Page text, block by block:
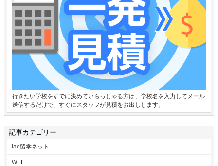
行きたい学校をすでに決めていらっしゃる方は、学校名を入力してメール
送信するだけで、すぐにスタッフが見積をお出しします。
記事カテゴリー
iae留学ネット
WEF